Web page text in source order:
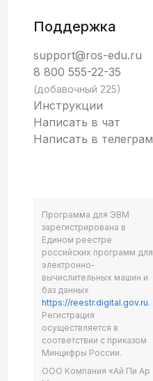
Поддержка
support@ros-edu.ru
8 800 555-22-35
(добавочный 225)
Инструкции
Написать в чат
Написать в телеграм
Программа для ЭВМ
зарегистрирована в
Едином реестре
российских программ для
электронно-
вычислительных машин и
баз данных
https://reestr.digital.gov.ru.
Регистрация
осуществляется в
соответствии с приказом
Минцифры России.
ООО Компания «Ай Пи Ар